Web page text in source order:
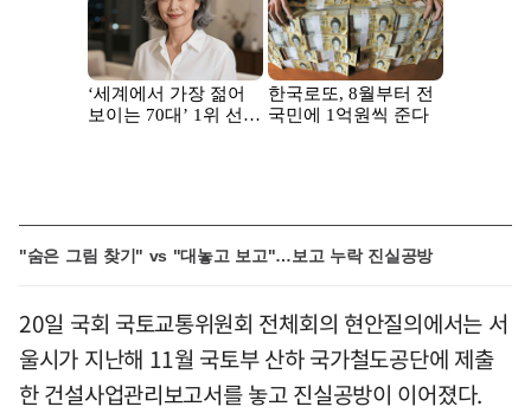
"숨은 그림 찾기" vs "대놓고 보고"…보고 누락 진실공방
20일 국회 국토교통위원회 전체회의 현안질의에서는 서
울시가 지난해 11월 국토부 산하 국가철도공단에 제출
한 건설사업관리보고서를 놓고 진실공방이 이어졌다.